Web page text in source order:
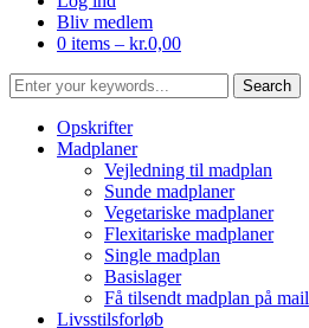
Bliv medlem
0 items – kr.0,00
Opskrifter
Madplaner
Vejledning til madplan
Sunde madplaner
Vegetariske madplaner
Flexitariske madplaner
Single madplan
Basislager
Få tilsendt madplan på mail
Livsstilsforløb